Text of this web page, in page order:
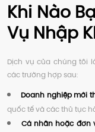
Khi Nào
Vụ Nhập
Dịch vụ của chúng tôi
các trường hợp sau:
Doanh nghiệp mới
quốc tế và các thủ tục
Cá nhân hoặc đơn